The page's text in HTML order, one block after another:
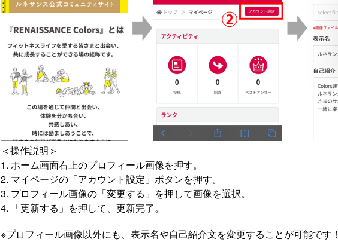
＜操作説明＞
1. ホーム画面右上のプロフィール画像を押す。
2. マイページの「アカウント設定」ボタンを押す。
3. プロフィール画像の「変更する」を押して画像を選択。
4. 「更新する」を押して、更新完了。
※プロフィール画像以外にも、表示名や自己紹介文を変更することが可能です！